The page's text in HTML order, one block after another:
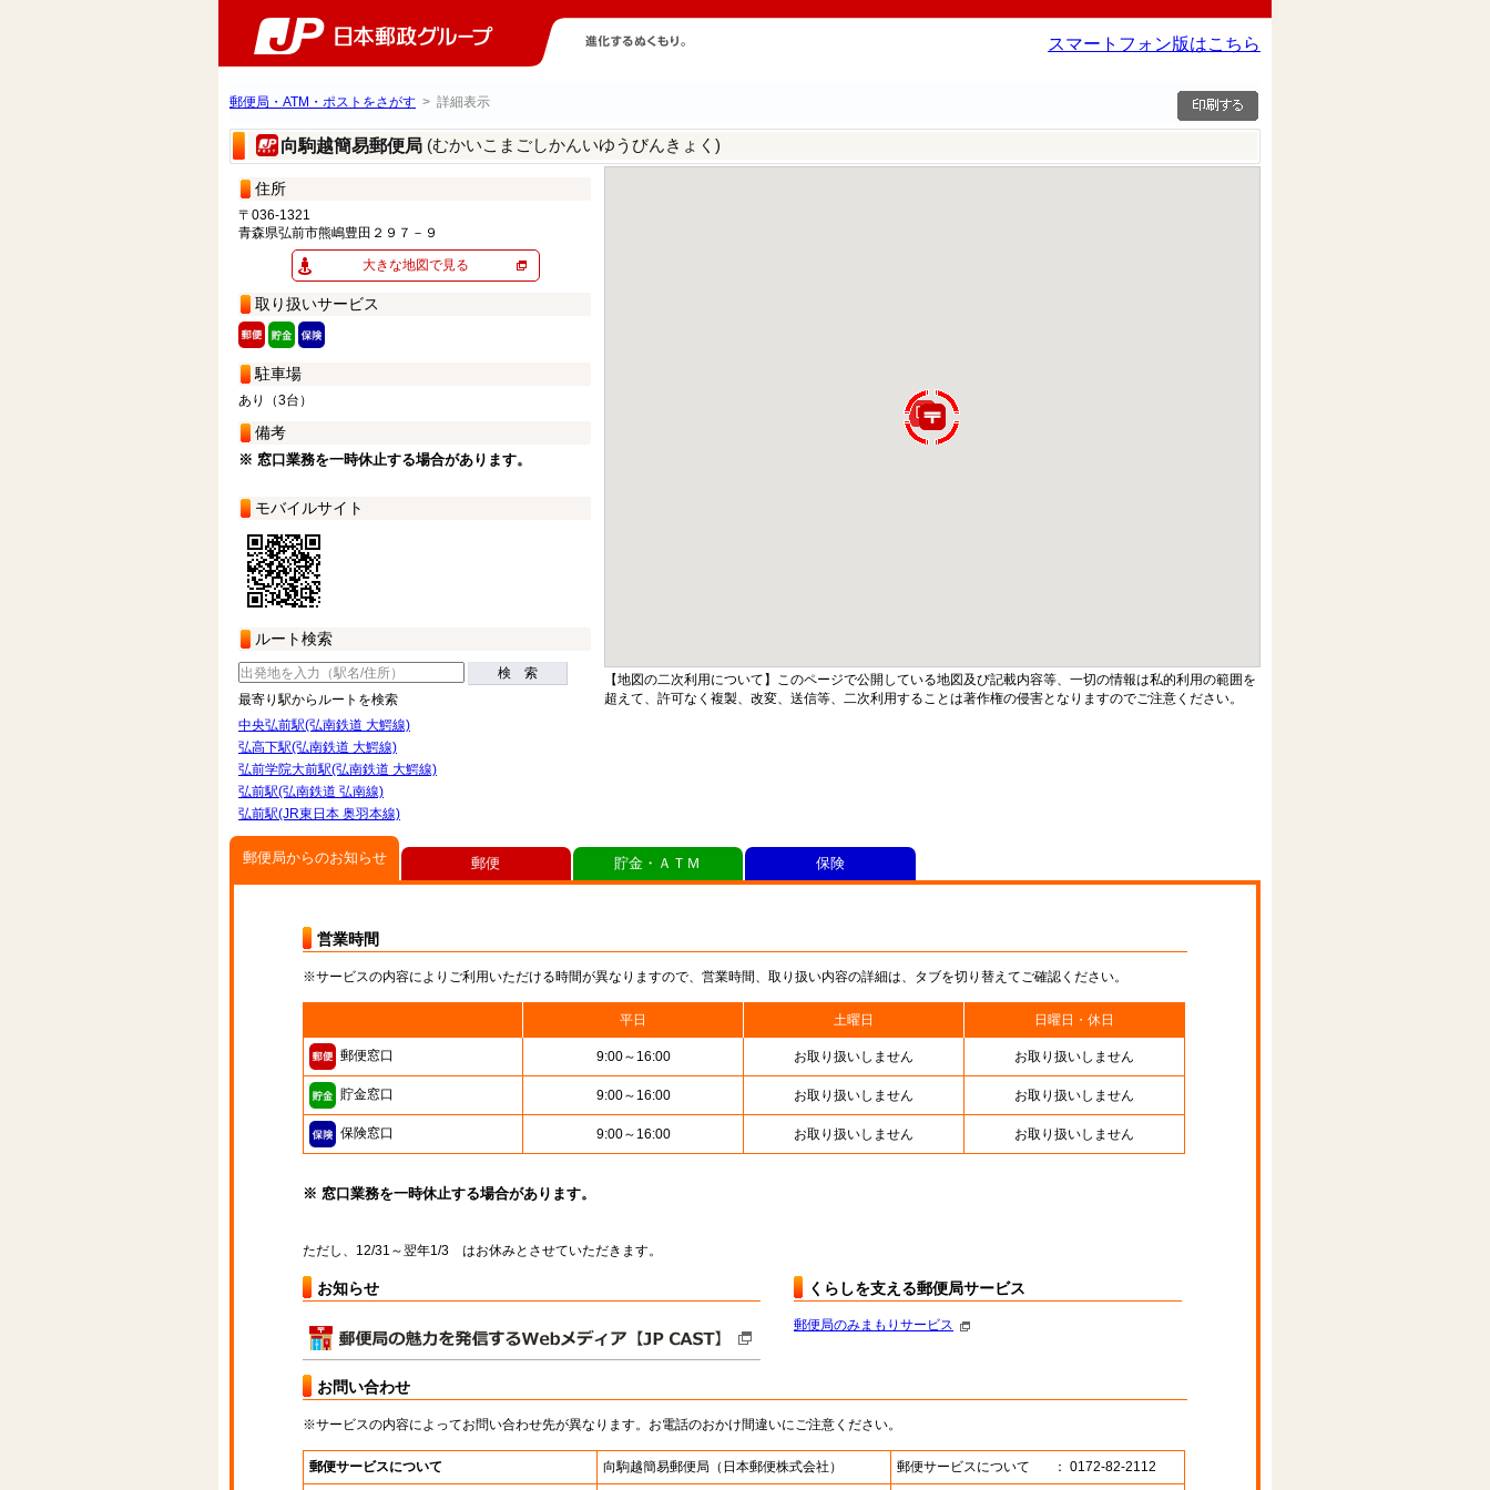
スマートフォン版はこちら
郵便局・ATM・ポストをさがす > 詳細表示
向駒越簡易郵便局 (むかいこまごしかんいゆうびんきょく)
住所
〒036-1321
青森県弘前市熊嶋豊田２９７－９
大きな地図で見る
取り扱いサービス
駐車場
あり（3台）
備考
※ 窓口業務を一時休止する場合があります。
モバイルサイト
ルート検索
検 索
最寄り駅からルートを検索
中央弘前駅(弘南鉄道 大鰐線)
弘高下駅(弘南鉄道 大鰐線)
弘前学院大前駅(弘南鉄道 大鰐線)
弘前駅(弘南鉄道 弘南線)
弘前駅(JR東日本 奥羽本線)
【地図の二次利用について】このページで公開している地図及び記載内容等、一切の情報は私的利用の範囲を
超えて、許可なく複製、改変、送信等、二次利用することは著作権の侵害となりますのでご注意ください。
郵便局からのお知らせ
営業時間
※サービスの内容によりご利用いただける時間が異なりますので、営業時間、取り扱い内容の詳細は、タブを切り替えてご確認ください。
平日 土曜日 日曜日・休日
郵便窓口 9:00～16:00 お取り扱いしません お取り扱いしません
貯金窓口 9:00～16:00 お取り扱いしません お取り扱いしません
保険窓口 9:00～16:00 お取り扱いしません お取り扱いしません
※ 窓口業務を一時休止する場合があります。
ただし、12/31～翌年1/3 はお休みとさせていただきます。
お知らせ くらしを支える郵便局サービス
郵便局のみまもりサービス
お問い合わせ
※サービスの内容によってお問い合わせ先が異なります。お電話のおかけ間違いにご注意ください。
郵便サービスについて 向駒越簡易郵便局 （日本郵便株式会社） 郵便サービスについて ： 0172-82-2112
郵便 貯金・ＡＴＭ 保険